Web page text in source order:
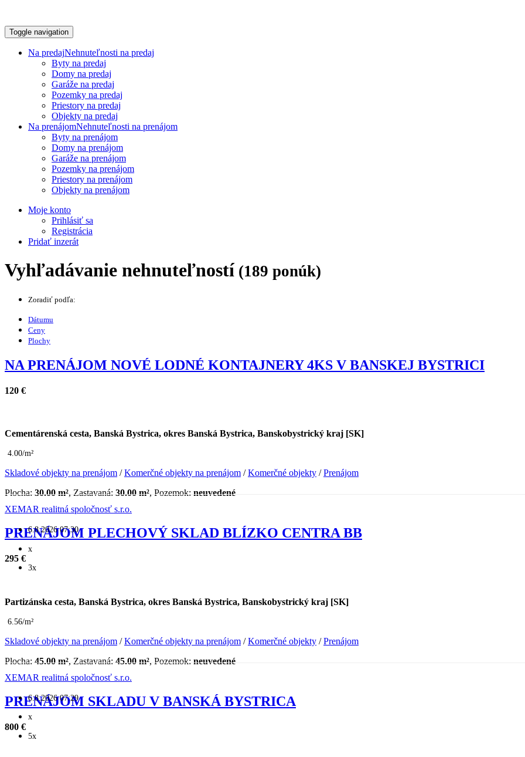
Toggle navigation
Na predajNehnuteľnosti na predaj
Byty na predaj
Domy na predaj
Garáže na predaj
Pozemky na predaj
Priestory na predaj
Objekty na predaj
Na prenájomNehnuteľnosti na prenájom
Byty na prenájom
Domy na prenájom
Garáže na prenájom
Pozemky na prenájom
Priestory na prenájom
Objekty na prenájom
Moje konto
Prihlásiť sa
Registrácia
Pridať inzerát
Vyhľadávanie nehnuteľností (189 ponúk)
Zoradiť podľa:
Dátumu
Ceny
Plochy
NA PRENÁJOM NOVÉ LODNÉ KONTAJNERY 4KS V BANSKEJ BYSTRICI
120 €
Cementárenská cesta, Banská Bystrica, okres Banská Bystrica, Banskobystrický kraj [SK]
4.00/m²
Skladové objekty na prenájom /Komerčné objekty na prenájom /Komerčné objekty /Prenájom
Plocha: 30.00 m², Zastavaná: 30.00 m², Pozemok: neuvedené
XEMAR realitná spoločnosť s.r.o.
6.8.2026 07:30
x
3x
PRENÁJOM PLECHOVÝ SKLAD BLÍZKO CENTRA BB
295 €
Partizánska cesta, Banská Bystrica, okres Banská Bystrica, Banskobystrický kraj [SK]
6.56/m²
Skladové objekty na prenájom /Komerčné objekty na prenájom /Komerčné objekty /Prenájom
Plocha: 45.00 m², Zastavaná: 45.00 m², Pozemok: neuvedené
XEMAR realitná spoločnosť s.r.o.
6.8.2026 07:29
x
5x
PRENÁJOM SKLADU V BANSKÁ BYSTRICA
800 €